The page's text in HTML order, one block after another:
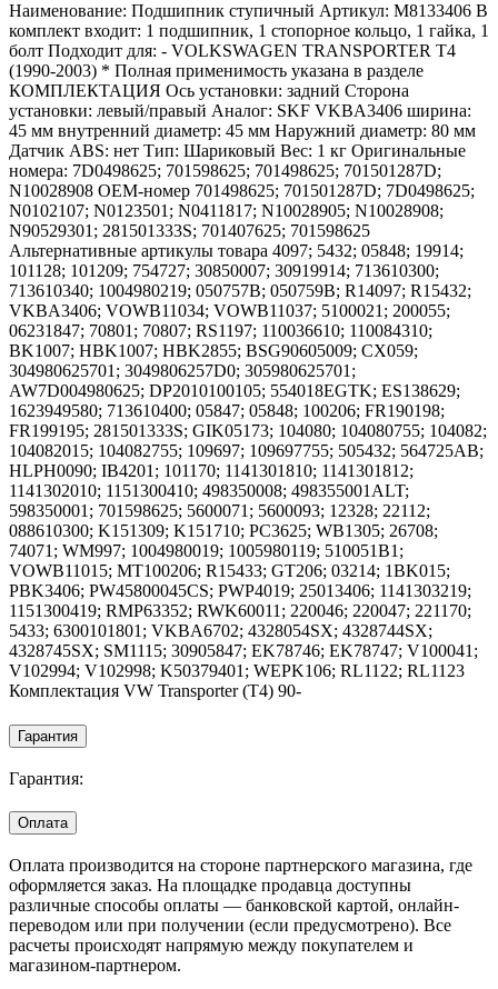
Наименование: Подшипник ступичный Артикул: M8133406 В
комплект входит: 1 подшипник, 1 стопорное кольцо, 1 гайка, 1
болт Подходит для: - VOLKSWAGEN TRANSPORTER T4
(1990-2003) * Полная применимость указана в разделе
КОМПЛЕКТАЦИЯ Ось установки: задний Сторона
установки: левый/правый Аналог: SKF VKBA3406 ширина:
45 мм внутренний диаметр: 45 мм Наружний диаметр: 80 мм
Датчик ABS: нет Тип: Шариковый Вес: 1 кг Оригинальные
номера: 7D0498625; 701598625; 701498625; 701501287D;
N10028908 OEM-номер 701498625; 701501287D; 7D0498625;
N0102107; N0123501; N0411817; N10028905; N10028908;
N90529301; 281501333S; 701407625; 701598625
Альтернативные артикулы товара 4097; 5432; 05848; 19914;
101128; 101209; 754727; 30850007; 30919914; 713610300;
713610340; 1004980219; 050757B; 050759B; R14097; R15432;
VKBA3406; VOWB11034; VOWB11037; 5100021; 200055;
06231847; 70801; 70807; RS1197; 110036610; 110084310;
BK1007; HBK1007; HBK2855; BSG90605009; CX059;
304980625701; 3049806257D0; 305980625701;
AW7D004980625; DP2010100105; 554018EGTK; ES138629;
1623949580; 713610400; 05847; 05848; 100206; FR190198;
FR199195; 281501333S; GIK05173; 104080; 104080755; 104082;
104082015; 104082755; 109697; 109697755; 505432; 564725AB;
HLPH0090; IB4201; 101170; 1141301810; 1141301812;
1141302010; 1151300410; 498350008; 498355001ALT;
598350001; 701598625; 5600071; 5600093; 12328; 22112;
088610300; K151309; K151710; PC3625; WB1305; 26708;
74071; WM997; 1004980019; 1005980119; 510051B1;
VOWB11015; MT100206; R15433; GT206; 03214; 1BK015;
PBK3406; PW45800045CS; PWP4019; 25013406; 1141303219;
1151300419; RMP63352; RWK60011; 220046; 220047; 221170;
5433; 6300101801; VKBA6702; 4328054SX; 4328744SX;
4328745SX; SM1115; 30905847; EK78746; EK78747; V100041;
V102994; V102998; K50379401; WEPK106; RL1122; RL1123
Комплектация VW Transporter (T4) 90-
Гарантия
Гарантия:
Оплата
Оплата производится на стороне партнерского магазина, где
оформляется заказ. На площадке продавца доступны
различные способы оплаты — банковской картой, онлайн-
переводом или при получении (если предусмотрено). Все
расчеты происходят напрямую между покупателем и
магазином-партнером.